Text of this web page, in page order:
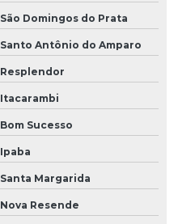
São Domingos do Prata
Santo Antônio do Amparo
Resplendor
Itacarambi
Bom Sucesso
Ipaba
Santa Margarida
Nova Resende